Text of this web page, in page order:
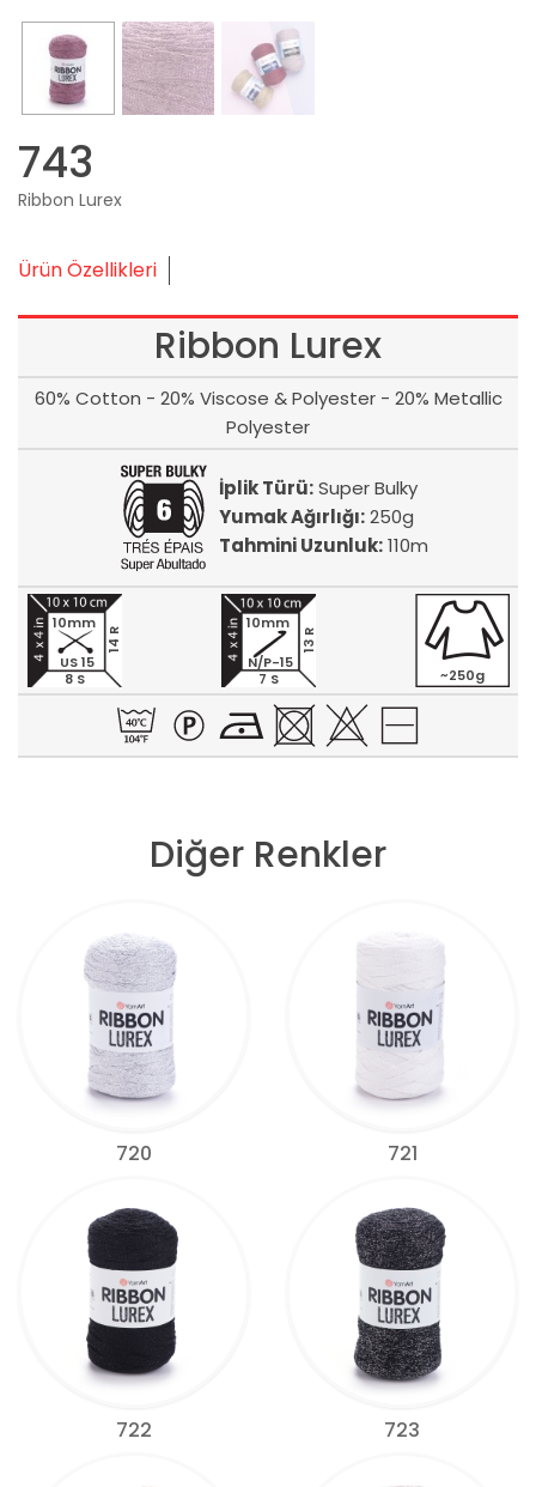
743
Ribbon Lurex
Ürün Özellikleri
Ribbon Lurex
60% Cotton - 20% Viscose & Polyester - 20% Metallic
Polyester
İplik Türü:Super Bulky
Yumak Ağırlığı:250g
Tahmini Uzunluk:110m
8 S
14 R
10mm
US 15
7 S
13 R
10mm
N/P-15
~250g
Diğer Renkler
720 721
722 723